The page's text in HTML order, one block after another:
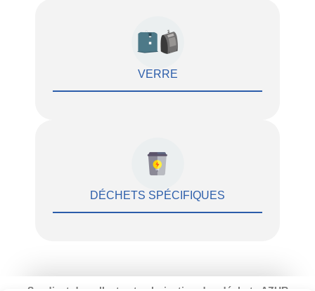
VERRE
DÉCHETS SPÉCIFIQUES